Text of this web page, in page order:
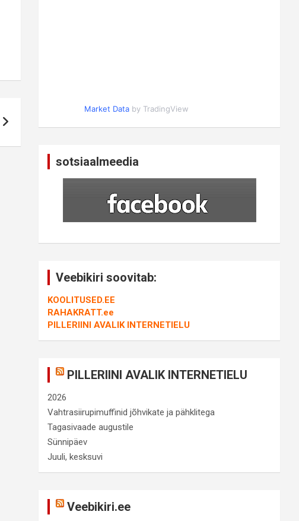
Market Data by TradingView
sotsiaalmeedia
Veebikiri soovitab:
KOOLITUSED.EE
RAHAKRATT.ee
PILLERIINI AVALIK INTERNETIELU
PILLERIINI AVALIK INTERNETIELU
2026
Vahtrasiirupimuffinid jõhvikate ja pähklitega
Tagasivaade augustile
Sünnipäev
Juuli, kesksuvi
Veebikiri.ee